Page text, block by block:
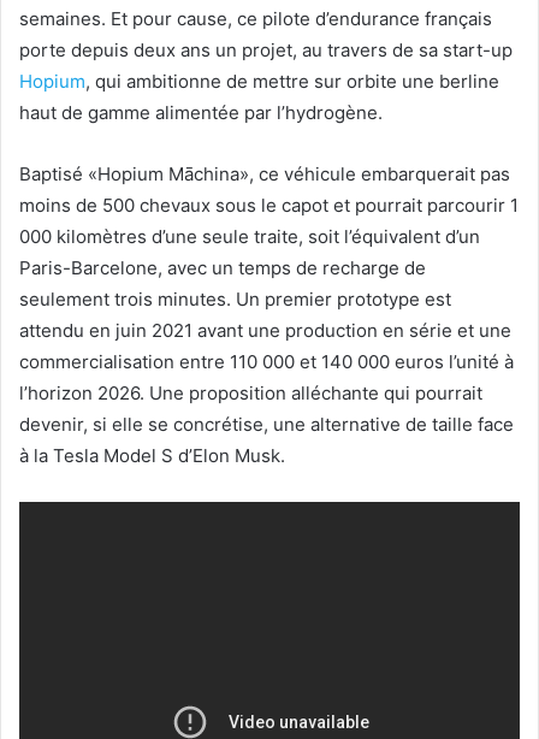
semaines. Et pour cause, ce pilote d’endurance français
porte depuis deux ans un projet, au travers de sa start-up
Hopium, qui ambitionne de mettre sur orbite une berline
haut de gamme alimentée par l’hydrogène.
Baptisé «Hopium Māchina», ce véhicule embarquerait pas
moins de 500 chevaux sous le capot et pourrait parcourir 1
000 kilomètres d’une seule traite, soit l’équivalent d’un
Paris-Barcelone, avec un temps de recharge de
seulement trois minutes. Un premier prototype est
attendu en juin 2021 avant une production en série et une
commercialisation entre 110 000 et 140 000 euros l’unité à
l’horizon 2026. Une proposition alléchante qui pourrait
devenir, si elle se concrétise, une alternative de taille face
à la Tesla Model S d’Elon Musk.